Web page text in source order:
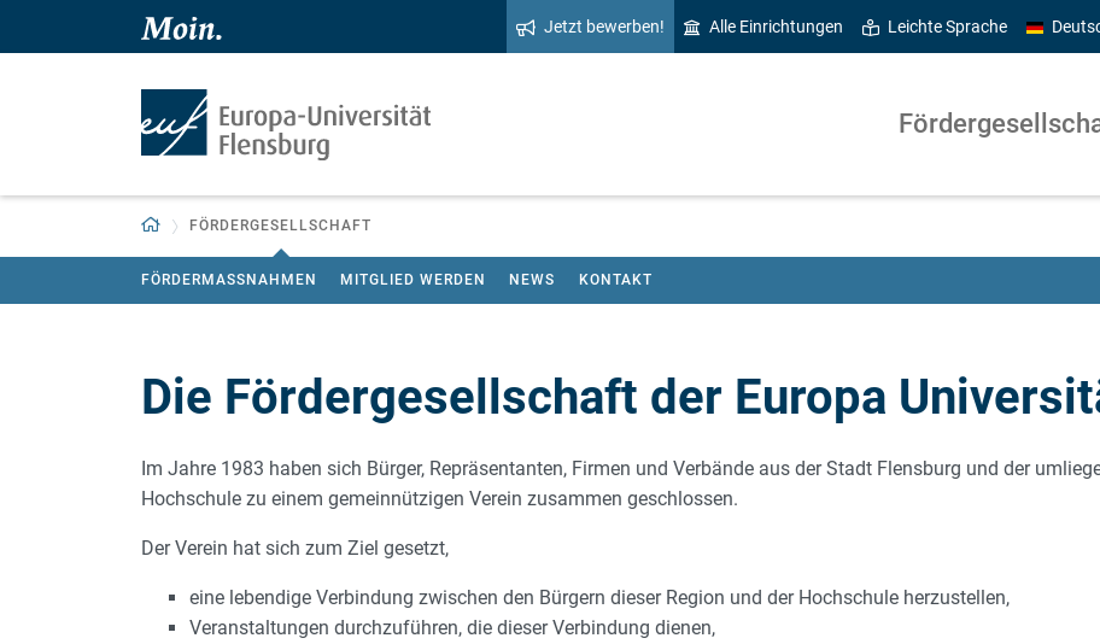
Zum Hauptinhalt springen
Zur Navigation springen
Jetzt bewerben! Alle Einrichtungen Leichte Sprache
Zurück zur Startseite
FÖRDERGESELLSCHAFT
FÖRDERMASSNAHMEN MITGLIED WERDEN NEWS KONTAKT
Die Fördergesellschaft der Europa
Im Jahre 1983 haben sich Bürger, Repräsentanten, Firmen und Verbände aus der Stadt Flensburg und der
Hochschule zu einem gemeinnützigen Verein zusammen geschlossen.
Der Verein hat sich zum Ziel gesetzt,
eine lebendige Verbindung zwischen den Bürgern dieser Region und der Hochschule herzustellen,
Veranstaltungen durchzuführen, die dieser Verbindung dienen,